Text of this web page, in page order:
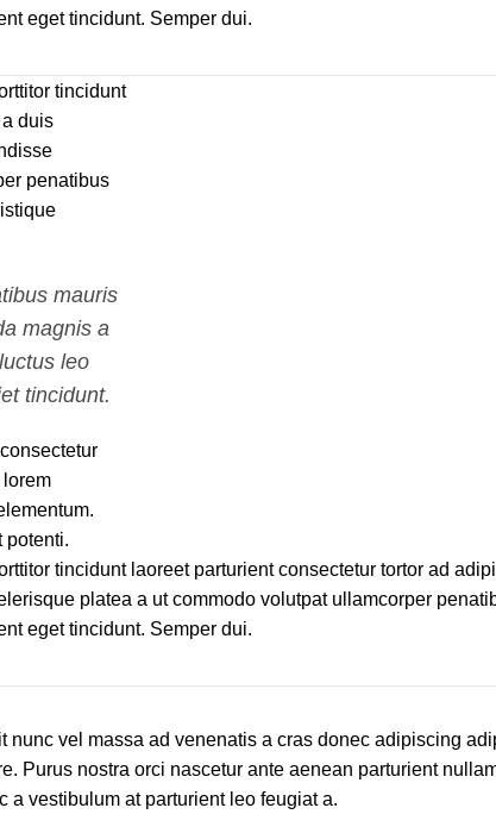
eget tincidunt. Semper dui.
tincidunt
duis
penatibus
mauris
magnis a
leo
tincidunt.
potenti.
tincidunt laoreet parturient consectetur tortor ad
platea a ut commodo volutpat ullamcorper
eget tincidunt. Semper dui.
vel massa ad venenatis a cras donec adipiscing
Purus nostra orci nascetur ante aenean parturient
a vestibulum at parturient leo feugiat a.